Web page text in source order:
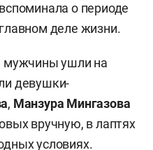
о периоде
деле жизни.
мужчины ушли на
девушки-
, Манзура Мингазова
вручную, в лаптях
условиях.